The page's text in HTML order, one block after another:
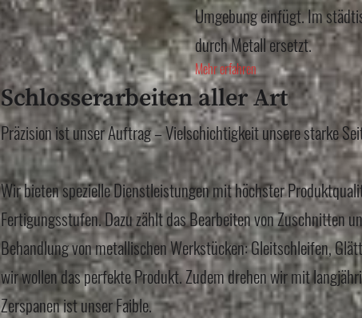
Umgebung einfügt. Im
durch Metall ersetzt.
Mehr erfahren
Schlosserarbeiten aller Art
Präzision ist unser Auftrag – Vielschichtigkeit unsere starke
Wir bieten spezielle Dienstleistungen mit höchster
Fertigungsstufen. Dazu zählt das Bearbeiten von Zuschnitten
Behandlung von metallischen Werkstücken: Gleitschleifen,
wir wollen das perfekte Produkt. Zudem drehen wir mit
Zerspanen ist unser Faible.